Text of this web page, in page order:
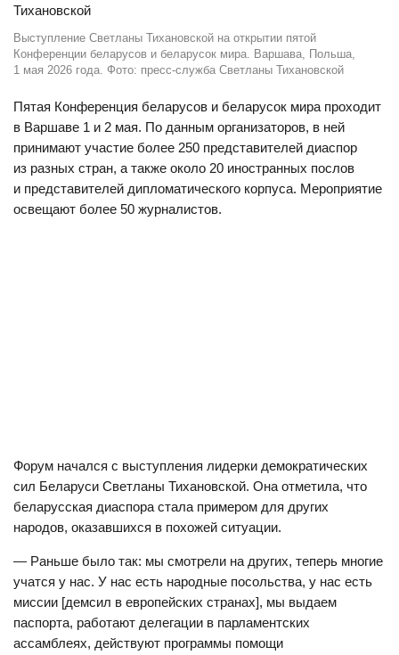
Выступление Светланы Тихановской на открытии пятой
Конференции беларусов и беларусок мира. Варшава, Польша,
1 мая 2026 года. Фото: пресс-служба Светланы Тихановской
Пятая Конференция беларусов и беларусок мира проходит
в Варшаве 1 и 2 мая. По данным организаторов, в ней
принимают участие более 250 представителей диаспор
из разных стран, а также около 20 иностранных послов
и представителей дипломатического корпуса. Мероприятие
освещают более 50 журналистов.
Форум начался с выступления лидерки демократических
сил Беларуси Светланы Тихановской. Она отметила, что
беларусская диаспора стала примером для других
народов, оказавшихся в похожей ситуации.
— Раньше было так: мы смотрели на других, теперь многие
учатся у нас. У нас есть народные посольства, у нас есть
миссии [демсил в европейских странах], мы выдаем
паспорта, работают делегации в парламентских
ассамблеях, действуют программы помощи